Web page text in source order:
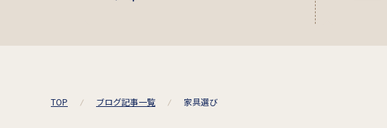
TOP ブログ記事一覧 家具選び